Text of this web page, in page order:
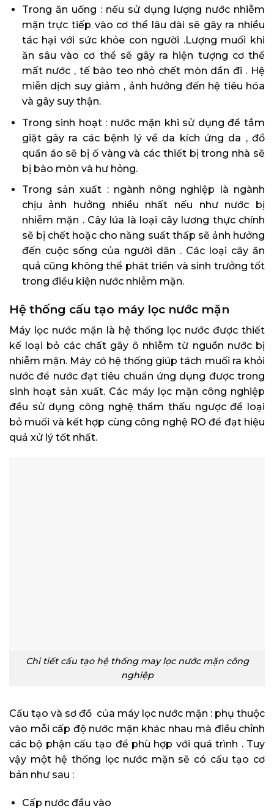
Trong ăn uống : nếu sử dụng lượng nước nhiễm
mặn trực tiếp vào cơ thể lâu dài sẽ gây ra nhiều
tác hại với sức khỏe con người .Lượng muối khi
ăn sâu vào cơ thể sẽ gây ra hiện tượng cơ thể
mất nước , tế bào teo nhỏ chết mòn dần đi . Hệ
miễn dịch suy giảm , ảnh hưởng đến hệ tiêu hóa
và gây suy thận.
Trong sinh hoạt : nước mặn khi sử dụng để tắm
giặt gây ra các bệnh lý về da kích ứng da , đồ
quần áo sẽ bị ố vàng và các thiết bị trong nhà sẽ
bị bào mòn và hư hỏng.
Trong sản xuất : ngành nông nghiệp là ngành
chịu ảnh hưởng nhiều nhất nếu như nước bị
nhiễm mặn . Cây lúa là loại cây lương thực chính
sẽ bị chết hoặc cho năng suất thấp sẽ ảnh hưởng
đến cuộc sống của người dân . Các loại cây ăn
quả cũng không thể phát triển và sinh trưởng tốt
trong điều kiện nước nhiễm mặn.
Hệ thống cấu tạo máy lọc nước mặn
Máy lọc nước mặn là hệ thống lọc nước được thiết
kế loại bỏ các chất gây ô nhiễm từ nguồn nước bị
nhiễm mặn. Máy có hệ thống giúp tách muối ra khỏi
nước để nước đạt tiêu chuẩn ứng dụng được trong
sinh hoạt sản xuất. Các máy lọc mặn công nghiệp
đều sử dụng công nghệ thẩm thấu ngược để loại
bỏ muối và kết hợp cùng công nghệ RO để đạt hiệu
quả xử lý tốt nhất.
Chi tiết cấu tạo hệ thống may lọc nước mặn công
nghiệp
Cấu tạo và sơ đồ của máy lọc nước mặn : phụ thuộc
vào mỗi cấp độ nước mặn khác nhau mà điều chỉnh
các bộ phận cấu tạo để phù hợp với quá trình . Tuy
vậy một hệ thống lọc nước mặn sẽ có cấu tạo cơ
bản như sau :
Cấp nước đầu vào